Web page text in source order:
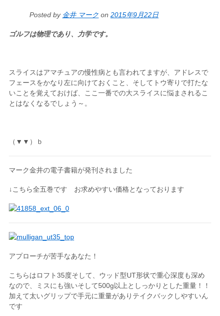
Posted by 金井 マークon 2015年9月22日
ゴルフは物理であり、力学です。
スライスはアマチュアの慢性病とも言われてますが、アドレスで
フェースをかなり左に向けておくこと、そしてトウ寄りで打たな
いことを覚えておけば、ここ一番での大スライスに悩まされるこ
とはなくなるでしょう～。
（▼▼）ｂ
マーク金井の電子書籍が発刊されました
↓こちら全五巻です お求めやすい価格となっております
アプローチが苦手なあなた！
こちらはロフト35度そして、ウッド型UT形状で重心深度も深め
なので、ミスにも強いそして500g以上としっかりとした重量！！
加えて太いグリップで手元に重量がありテイクバックしやすいん
です